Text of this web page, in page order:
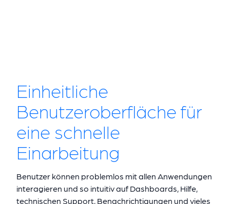
Einheitliche
Benutzeroberfläche für
eine schnelle
Einarbeitung
Benutzer können problemlos mit allen Anwendungen
interagieren und so intuitiv auf Dashboards, Hilfe,
technischen Support, Benachrichtigungen und vieles